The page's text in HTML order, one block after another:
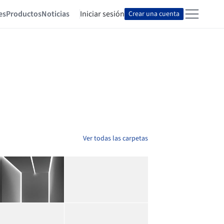
ProductosNoticias Iniciar sesión Crear una cuenta
Ver todas las carpetas